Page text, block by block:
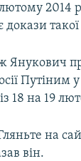
2014
такої
Янукович
Путіним у
18 на 19
на
він.